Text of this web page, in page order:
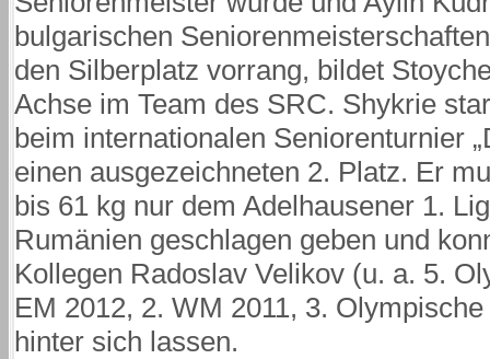
bulgarischen
den Silberplatz vorrang, bildet
Achse im Team des SRC. Shykrie
beim internationalen Seniorenturnier
einen ausgezeichneten 2. Platz. Er
bis 61 kg nur dem Adelhausener 1.
Rumänien geschlagen geben und
Kollegen Radoslav Velikov (u. a. 5.
EM 2012, 2. WM 2011, 3.
hinter sich lassen.